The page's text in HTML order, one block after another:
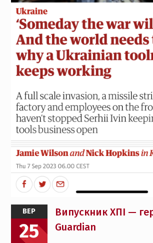
ВЕР
25
Випускник ХПІ —
Guardian